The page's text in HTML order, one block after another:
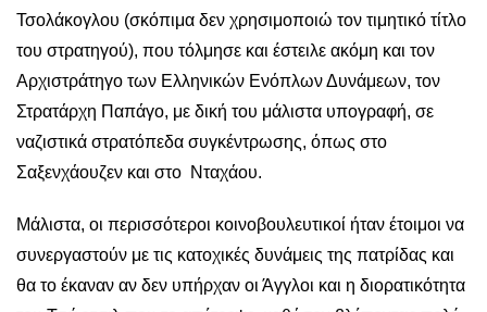
Τσολάκογλου (σκόπιμα δεν χρησιμοποιώ τον τιμητικό τίτλο
του στρατηγού), που τόλμησε και έστειλε ακόμη και τον
Αρχιστράτηγο των Ελληνικών Ενόπλων Δυνάμεων, τον
Στρατάρχη Παπάγο, με δική του μάλιστα υπογραφή, σε
ναζιστικά στρατόπεδα συγκέντρωσης, όπως στο
Σαξενχάουζεν και στο Νταχάου.
Μάλιστα, οι περισσότεροι κοινοβουλευτικοί ήταν έτοιμοι να
συνεργαστούν με τις κατοχικές δυνάμεις της πατρίδας και
θα το έκαναν αν δεν υπήρχαν οι Άγγλοι και η διορατικότητα